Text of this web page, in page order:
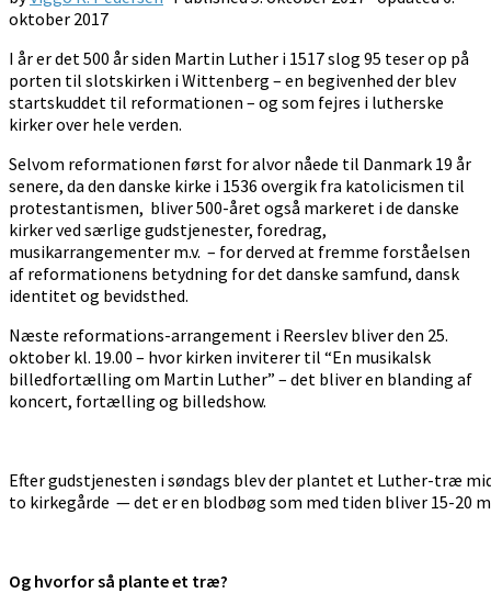
oktober 2017
I år er det 500 år siden Martin Luther i 1517 slog 95 teser op på
porten til slotskirken i Wittenberg – en begivenhed der blev
startskuddet til reformationen – og som fejres i lutherske
kirker over hele verden.
Selvom reformationen først for alvor nåede til Danmark 19 år
senere, da den danske kirke i 1536 overgik fra katolicismen til
protestantismen, bliver 500-året også markeret i de danske
kirker ved særlige gudstjenester, foredrag,
musikarrangementer m.v. – for derved at fremme forståelsen
af reformationens betydning for det danske samfund, dansk
identitet og bevidsthed.
Næste reformations-arrangement i Reerslev bliver den 25.
oktober kl. 19.00 – hvor kirken inviterer til “En musikalsk
billedfortælling om Martin Luther” – det bliver en blanding af
koncert, fortælling og billedshow.
Efter gudstjenesten i søndags blev der plantet et Luther-træ
to kirkegårde — det er en blodbøg som med tiden bliver 15-20
Og hvorfor så plante et træ?